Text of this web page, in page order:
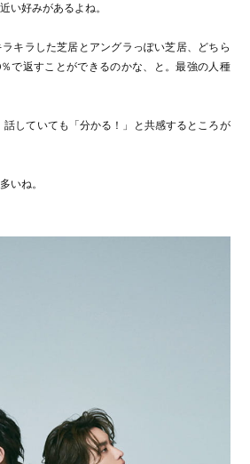
い好みがあるよね。
キラした芝居とアングラっぽい芝居、どちら
で返すことができるのかな、と。最強の人種
話していても「分かる！」と共感するところが
いね。